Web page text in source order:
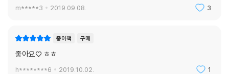
m*****3 2019.09.08. 3
종이책 구매
좋아요♡ ㅎㅎ
h********6 2019.10.02. 1